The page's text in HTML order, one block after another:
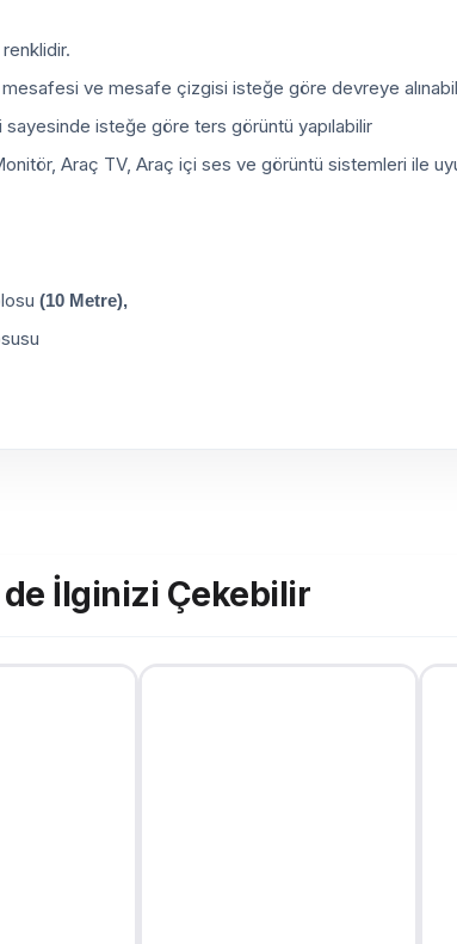
mesafesi ve mesafe çizgisi isteğe göre devreye
sayesinde isteğe göre ters görüntü yapılabilir
Araç TV, Araç içi ses ve görüntü sistemleri ile
(10 Metre),
İlginizi Çekebilir